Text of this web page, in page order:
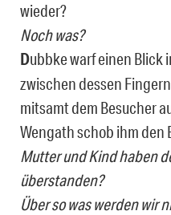
wieder?
Noch was?
Dubbke warf einen Blick
zwischen dessen
mitsamt dem Besucher
Wengath schob ihm den
Mutter und Kind haben
überstanden?
Über so was werden wir